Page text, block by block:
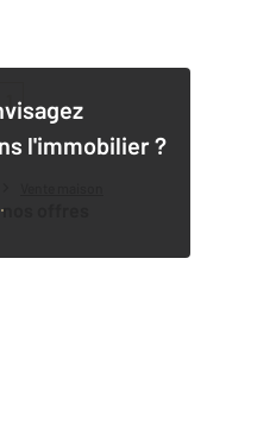
l'immobilier ?
nos offres
1